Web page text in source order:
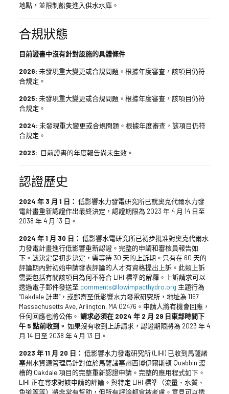
地點，並限制船隻進入供水水庫。
合規狀態
目前證書中沒有針對設施的具體條件
2026: 未發現重大變更或合規問題。根據年度審查，該項目仍符
合規定。
2025: 未發現重大變更或合規問題。根據年度審查，該項目仍符
合規定。
2024: 未發現重大變更或合規問題。根據年度審查，該項目仍符
合規定。
2023: 目前證書的年度報告尚未生效。
認證歷史
2024 年 3 月 1 日： 低影響水力發電研究所已就奧克代爾水力發
電計畫重新認證作出最終決定，認證期限為 2023 年 4 月 14 日至
2038 年 4 月 13 日。
2024 年 1 月 30 日： 低影響水電研究所已初步批准對奧克代爾水
力發電計畫進行低影響重新認證。完整的申請和審核員報告如
下。該決定是初步決定，需等待 30 天的上訴期。只有在 60 天的
評論期內對初始申請發表評論的人才有資格提出上訴。此類上訴
需要包括有關該項目為何不符合 LIHI 標準的解釋。上訴請求可以
透過電子郵件發送至 comments@lowimpacthydro.org 主題行為
“Oakdale 計畫”，或郵寄至低影響水力發電研究所，地址為 1167
Massachusetts Ave, Arlington, MA 02476。申請人將有機會回應，
任何回應也將公佈。 請求必須在 2024 年 2 月 29 日東部時間下
午 5 點前收到。 如果沒有收到上訴請求，認證期限將為 2023 年 4
月 14 日至 2038 年 4 月 13 日。
2023 年 11 月 20 日： 低影響水力發電研究所 (LIHI) 已收到馬薩諸
塞州水資源管理局針對位於馬薩諸塞州西博伊爾斯頓 Quabbin 渡
槽的 Oakdale 項目的完整重新認證申請。完整的應用程式如下。
LIHI 正在尋求對該申請的評論。與特定 LIHI 標準（流量、水質、
魚道等等）將非常有幫助，但所有評論都會被考慮。意見可以透